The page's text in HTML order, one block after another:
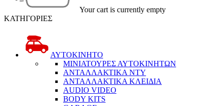
Your cart is currently empty
ΚΑΤΗΓΟΡΙΕΣ
ΑΥΤΟΚΙΝΗΤΟ
ΜΙΝΙΑΤΟΥΡΕΣ ΑΥΤΟΚΙΝΗΤΩΝ
ΑΝΤΑΛΛΑΚΤΙΚΑ NTY
ΑΝΤΑΛΛΑΚΤΙΚΑ ΚΛΕΙΔΙΑ
AUDIO VIDEO
BODY KITS